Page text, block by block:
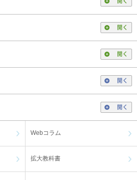
開く
開く
開く
開く
Webコラム
拡大教科書